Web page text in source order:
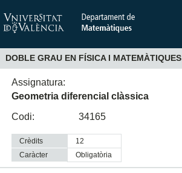
DOBLE GRAU EN FÍSICA I MATEMÀTIQUES
Assignatura:
Geometria diferencial clàssica
Codi:
34165
Crèdits
12
Caràcter
obligatòria